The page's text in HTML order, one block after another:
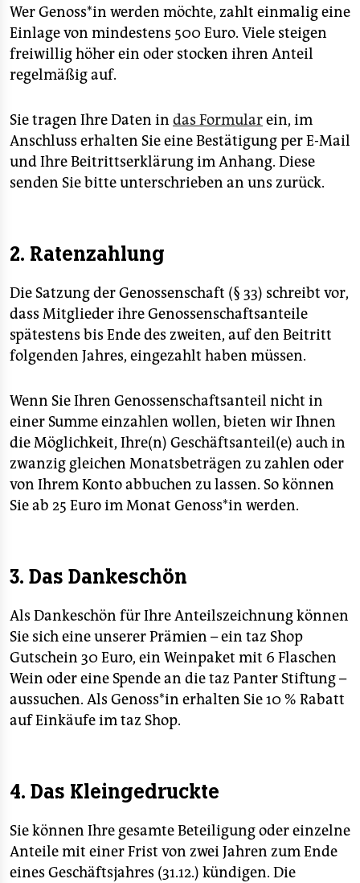
epaper login
Wer Genoss*in werden möchte, zahlt einmalig eine
Einlage von mindestens 500 Euro. Viele steigen
freiwillig höher ein oder stocken ihren Anteil
regelmäßig auf.
Sie tragen Ihre Daten in das Formularein, im
Anschluss erhalten Sie eine Bestätigung per E-Mail
und Ihre Beitrittserklärung im Anhang. Diese
senden Sie bitte unterschrieben an uns zurück.
2. Ratenzahlung
Die Satzung der Genossenschaft (§ 33) schreibt vor,
dass Mitglieder ihre Genossenschaftsanteile
spätestens bis Ende des zweiten, auf den Beitritt
folgenden Jahres, eingezahlt haben müssen.
Wenn Sie Ihren Genossenschaftsanteil nicht in
einer Summe einzahlen wollen, bieten wir Ihnen
die Möglichkeit, Ihre(n) Geschäftsanteil(e) auch in
zwanzig gleichen Monatsbeträgen zu zahlen oder
von Ihrem Konto abbuchen zu lassen. So können
Sie ab 25 Euro im Monat Genoss*in werden.
3. Das Dankeschön
Als Dankeschön für Ihre Anteilszeichnung können
Sie sich eine unserer Prämien – ein taz Shop
Gutschein 30 Euro, ein Weinpaket mit 6 Flaschen
Wein oder eine Spende an die taz Panter Stiftung –
aussuchen. Als Genoss*in erhalten Sie 10 % Rabatt
auf Einkäufe im taz Shop.
4. Das Kleingedruckte
Sie können Ihre gesamte Beteiligung oder einzelne
Anteile mit einer Frist von zwei Jahren zum Ende
eines Geschäftsjahres (31.12.) kündigen. Die